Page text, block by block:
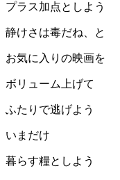
プラス加点としよう
静けさは毒だね、と
お気に入りの映画を
ボリューム上げて
ふたりで逃げよう
いまだけ
暮らす糧としよう